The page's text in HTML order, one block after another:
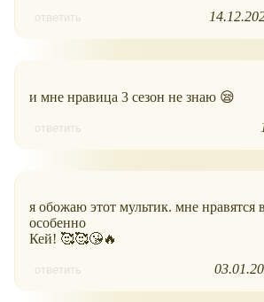
ответить
и мне нравица 3 сезон не знаю 😪
ответить
я обожаю этот мультик. мне нравятся
особенно
Кей! 🥰🥰😘🔥
ответить